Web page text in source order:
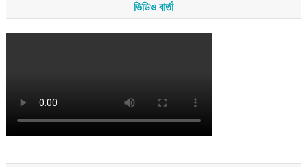
ভিডিও বার্তা